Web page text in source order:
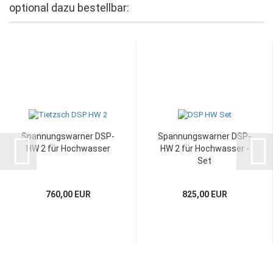
optional dazu bestellbar:
Spannungswarner DSP-
HW 2 für Hochwasser
760,00 EUR
Spannungswarner DSP-
HW 2 für Hochwasser -
Set
825,00 EUR